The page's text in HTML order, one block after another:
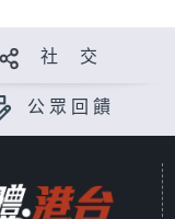
社 交
公眾回饋